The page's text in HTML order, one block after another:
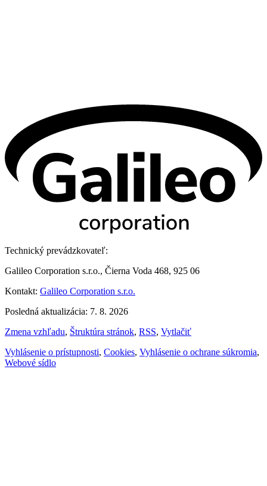
Technický prevádzkovateľ:
Galileo Corporation s.r.o., Čierna Voda 468, 925 06
Kontakt: Galileo Corporation s.r.o.
Posledná aktualizácia: 7. 8. 2026
Zmena vzhľadu, Štruktúra stránok, RSS, Vytlačiť
Vyhlásenie o prístupnosti, Cookies, Vyhlásenie o ochrane súkromia,
Webové sídlo